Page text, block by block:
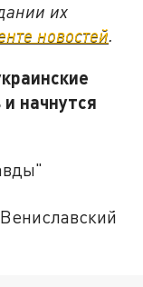
их
новостей.
начнутся